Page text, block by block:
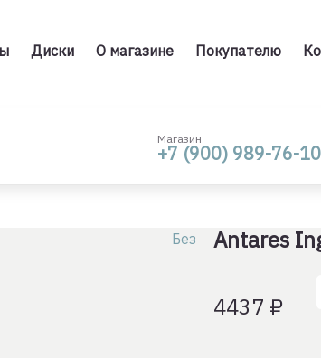
Диски О магазине Покупателю
Магазин
+7 (900) 989-76-10
Antares
4437 ₽
Без